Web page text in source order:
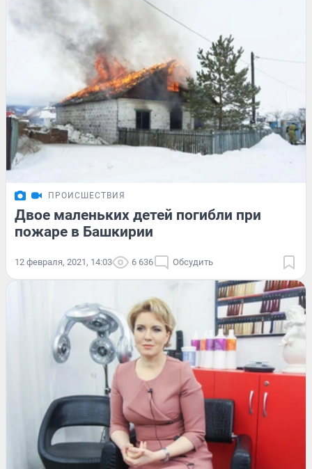
ПРОИСШЕСТВИЯ
Двое маленьких детей погибли при
пожаре в Башкирии
12 февраля, 2021, 14:03 6 636 Обсудить